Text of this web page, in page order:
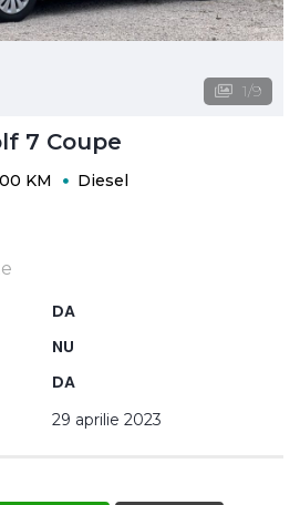
1/9
7 Coupe
KM Diesel
DA
NU
DA
29 aprilie 2023